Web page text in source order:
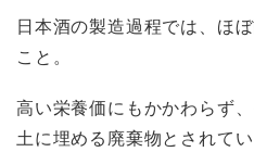
日本酒の製造過程では、ほ
こと。
高い栄養価にもかかわらず
土に埋める廃棄物とされて